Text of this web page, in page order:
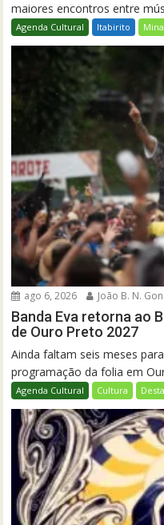
maiores encontros entre
Agenda Cultural Itabirito
ago 6, 2026 João B. N.
Banda Eva retorna ao
de Ouro Preto 2027
Ainda faltam seis meses
programação da folia em
Agenda Cultural Cultura